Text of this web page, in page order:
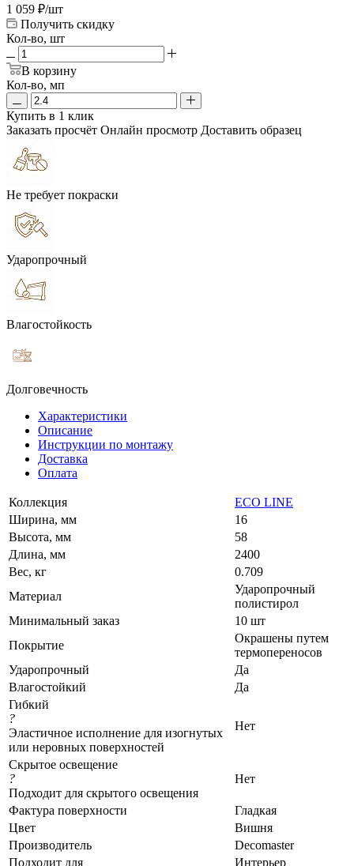
1 059 ₽/шт
Получить скидку
Кол-во, шт
В корзину
Кол-во, мп
Купить в 1 клик
Заказать просчёт Онлайн просмотр Доставить образец
Не требует покраски
Ударопрочный
Влагостойкость
Долговечность
Характеристики
Описание
Инструкции по монтажу
Доставка
Оплата
Коллекция
ECO LINE
Ширина, мм
16
Высота, мм
58
Длина, мм
2400
Вес, кг
0.709
Материал
Ударопрочный
полистирол
Минимальный заказ
10 шт
Покрытие
Окрашены путем
термопереносов
Ударопрочный
Да
Влагостойкий
Да
Гибкий
?
Эластичное исполнение для изогнутых
или неровных поверхностей
Нет
Скрытое освещение
?
Подходит для скрытого освещения
Нет
Фактура поверхности
Гладкая
Цвет
Вишня
Производитель
Decomaster
Подходит для
Интерьер